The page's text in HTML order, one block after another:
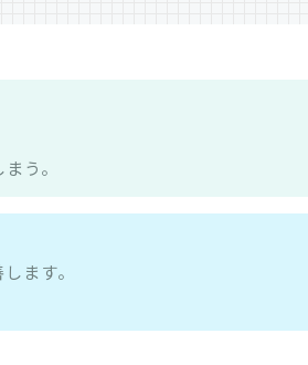
う。
ます。